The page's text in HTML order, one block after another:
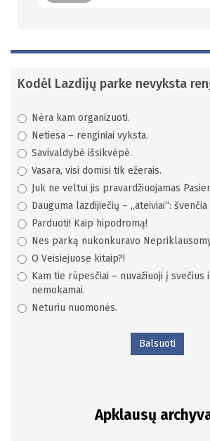
Kodėl Lazdijų parke nevyksta
Nėra kam organizuoti.
Netiesa – renginiai vyksta.
Savivaldybė išsikvėpė.
Vasara, visi domisi tik ežerais.
Juk ne veltui jis pravardžiuojamas
Dauguma lazdijiečių – „ateiviai“:
Parduoti! Kaip hipodromą!
Nes parką nukonkuravo
O Veisiejuose kitaip?!
Kam tie rūpesčiai – nuvažiuoji į svečius
nemokamai.
Neturiu nuomonės.
Balsuoti
Apklausų